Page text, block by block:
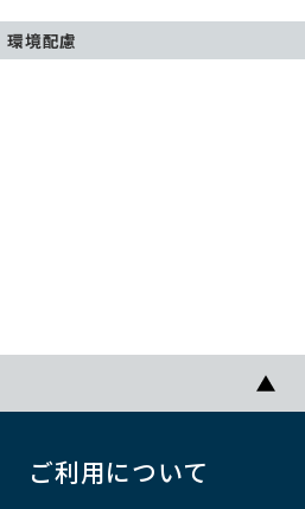
環境配慮
ご利用について